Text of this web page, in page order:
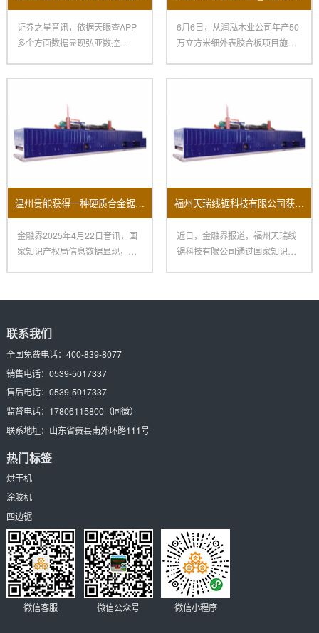
证券之星音讯，依据天眼查APP
多个方面数据显现弘亚数控
6月6日，从润泓木业公司年产50
万立方米细外表胶合板项目施工
温州贵能获得一种硬质合金锯条磨齿机床专利
金融界2025年4月22日音讯，国
家知识产权局信息数据显现，温
福州天瑞线锯科技有限公司获新专利：提升开方机换料效率助力制造业变革
近日，金融界报道，福州天瑞线
锯科技有限公司通过国家知识产
联系我们
全国免费电话： 400-839-8077
销售电话： 0539-5017337
售后电话： 0539-5017337
监督电话： 17806115800（同微）
联系地址： 山东省费县南外环路111号
热门标签
烘干机
涂胶机
四边锯
微信客服 微信公众号 微信小程序